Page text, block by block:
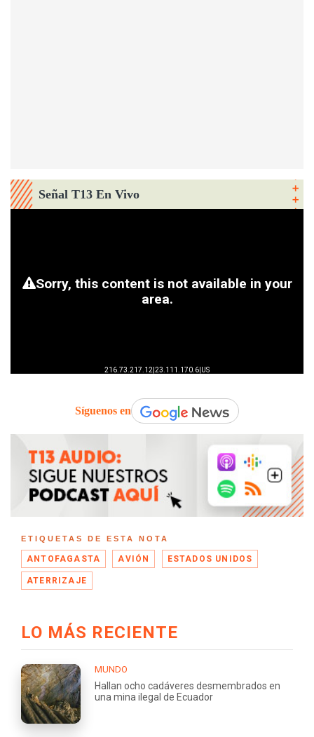
Señal T13 En Vivo
Síguenos en
ETIQUETAS DE ESTA NOTA
ANTOFAGASTA AVIÓN ESTADOS UNIDOS
ATERRIZAJE
LO MÁS RECIENTE
MUNDO
Hallan ocho cadáveres desmembrados en
una mina ilegal de Ecuador